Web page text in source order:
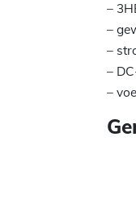
–
–
–
–
–